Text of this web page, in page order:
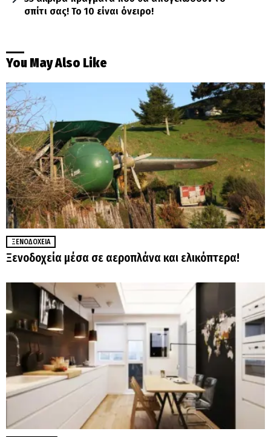
σπίτι σας! Το 10 είναι όνειρο!
You May Also Like
ΞΕΝΟΔΟΧΕΊΑ
Ξενοδοχεία μέσα σε αεροπλάνα και ελικόπτερα!